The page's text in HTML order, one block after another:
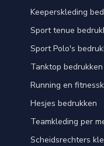
Keeperskleding
Sport tenue
Sport Polo's
Tanktop bedrukken
Running en
Hesjes bedrukken
Teamkleding per
Scheidsrechters